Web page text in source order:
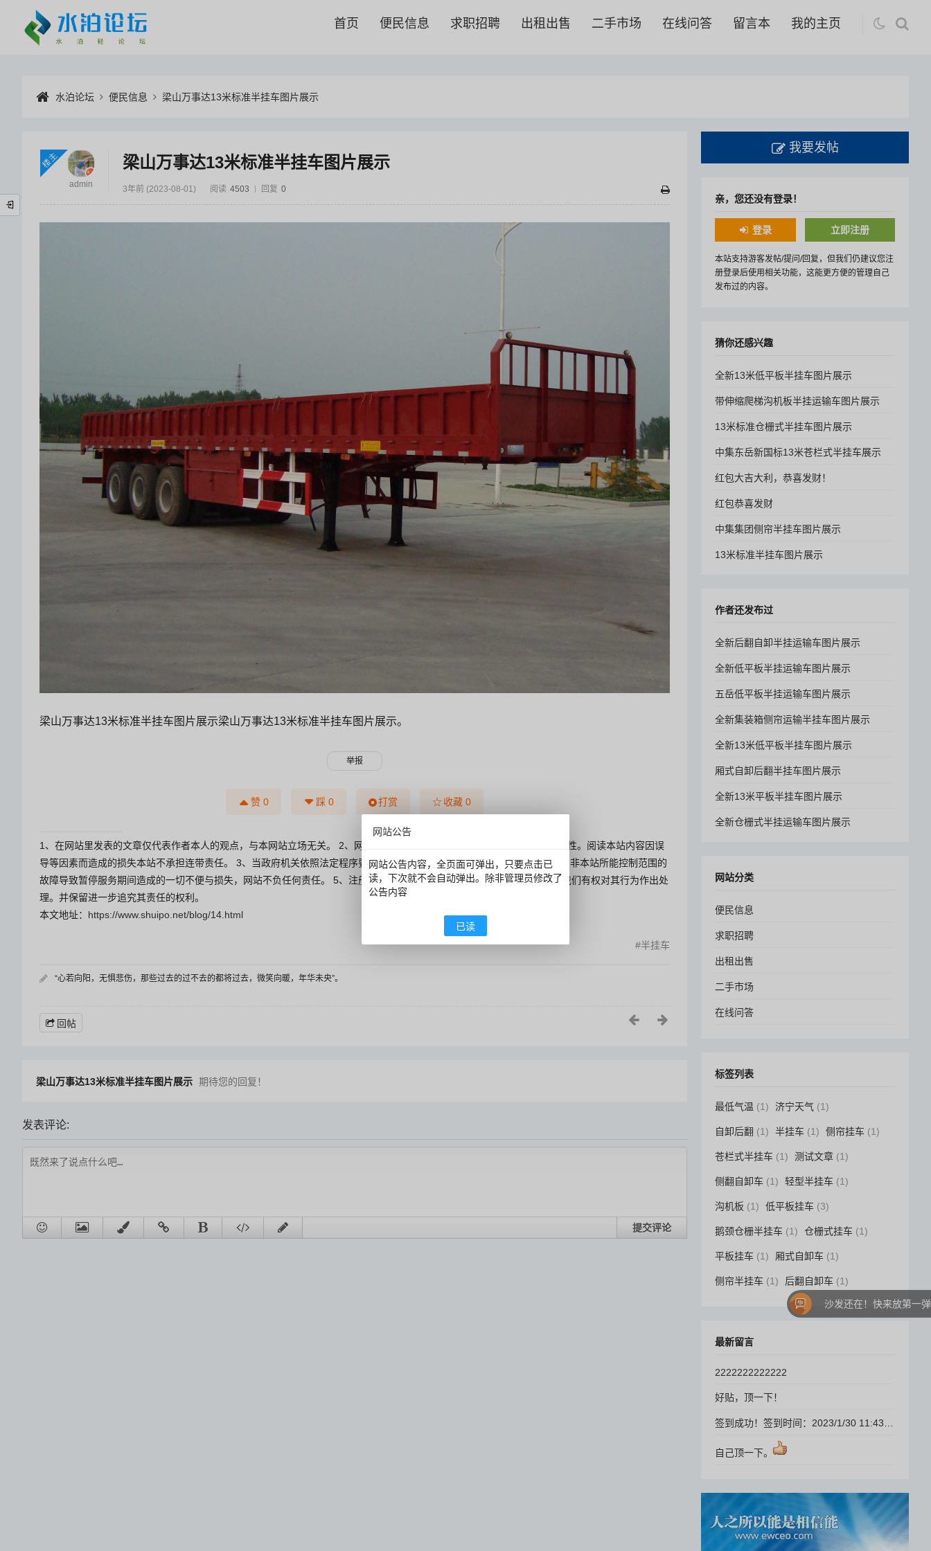
首页 便民信息 求职招聘 出租出售 二手市场 在线问答 留言本 我的主页
水泊论坛 便民信息 梁山万事达13米标准半挂车图片展示
梁山万事达13米标准半挂车图片展示
3年前 (2023-08-01) 阅读 4503 回复 0
admin
楼主
梁山万事达13米标准半挂车图片展示梁山万事达13米标准半挂车图片展示。
赞 0 踩 0 打赏 ☆收藏 0
1、在网站里发表的文章仅代表作者本人的观点，与本网站立场无关。 2、网站的所有内容都不保证其准确性，有效性，时间性。阅读本站内容因误
导等因素而造成的损失本站不承担连带责任。 3、当政府机关依照法定程序要求披露信息时，网站均得免责。 4、若因线路及非本站所能控制范围的
故障导致暂停服务期间造成的一切不便与损失，网站不负任何责任。 5、注册会员通过任何手段和方法针对论坛进行破坏，我们有权对其行为作出处
理。并保留进一步追究其责任的权利。
本文地址： https://www.shuipo.net/blog/14.html
半挂车
“心若向阳，无惧悲伤，那些过去的过不去的都将过去，微笑向暖，年华未央”。
回帖
梁山万事达13米标准半挂车图片展示 期待您的回复！
发表评论:
提交评论
我要发帖
亲，您还没有登录！
登录 立即注册
本站支持游客发帖/提问/回复，但我们仍建议您注
册登录后使用相关功能，这能更方便的管理自己
发布过的内容。
猜你还感兴趣
全新13米低平板半挂车图片展示
带伸缩爬梯沟机板半挂运输车图片展示
13米标准仓栅式半挂车图片展示
中集东岳新国标13米苍栏式半挂车展示
红包大吉大利，恭喜发财！
红包恭喜发财
中集集团侧帘半挂车图片展示
13米标准半挂车图片展示
作者还发布过
全新后翻自卸半挂运输车图片展示
全新低平板半挂运输车图片展示
五岳低平板半挂运输车图片展示
全新集装箱侧帘运输半挂车图片展示
全新13米低平板半挂车图片展示
厢式自卸后翻半挂车图片展示
全新13米平板半挂车图片展示
全新仓栅式半挂运输车图片展示
网站分类
便民信息
求职招聘
出租出售
二手市场
在线问答
标签列表
最低气温 (1) 济宁天气 (1)
自卸后翻 (1) 半挂车 (1) 侧帘挂车 (1)
苍栏式半挂车 (1) 测试文章 (1)
侧翻自卸车 (1) 轻型半挂车 (1)
沟机板 (1) 低平板挂车 (3)
鹅颈仓栅半挂车 (1) 仓栅式挂车 (1)
平板挂车 (1) 厢式自卸车 (1)
侧帘半挂车 (1) 后翻自卸车 (1)
最新留言
2222222222222
好贴，顶一下！
签到成功！签到时间：2023/1/30 11:43:24，每日签到，生活更精彩！
自己顶一下。
沙发还在！快来放第一弹吧！
网站公告
网站公告内容，全页面可弹出，只要点击已
读，下次就不会自动弹出。除非管理员修改了
公告内容
已读